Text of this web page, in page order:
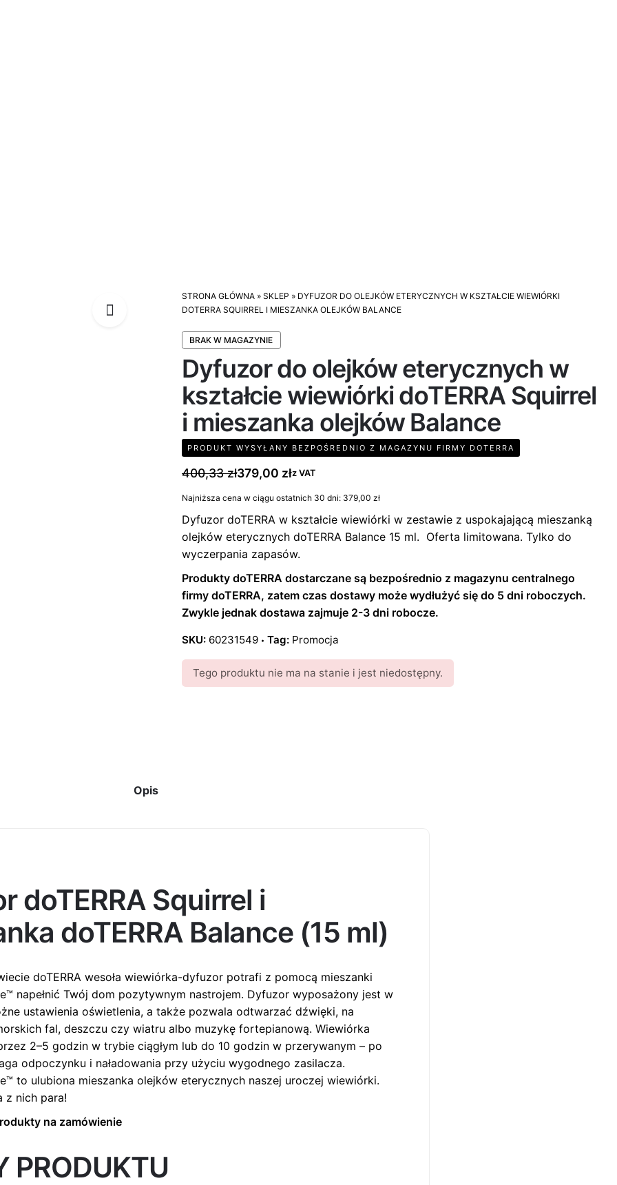
STRONA GŁÓWNA » SKLEP » DYFUZOR DO OLEJKÓW ETERYCZNYCH W KSZTAŁCIE WIEWIÓRKI
DOTERRA SQUIRREL I MIESZANKA OLEJKÓW BALANCE
BRAK W MAGAZYNIE
Dyfuzor do olejków eterycznych w
kształcie wiewiórki doTERRA Squirrel
i mieszanka olejków Balance
PRODUKT WYSYŁANY BEZPOŚREDNIO Z MAGAZYNU FIRMY DOTERRA
400,33zł379,00 złz VAT
Najniższa cena w ciągu ostatnich 30 dni: 379,00 zł
Dyfuzor doTERRA w kształcie wiewiórki w zestawie z uspokajającą mieszanką
olejków eterycznych doTERRA Balance 15 ml. Oferta limitowana. Tylko do
wyczerpania zapasów.
Produkty doTERRA dostarczane są bezpośrednio z magazynu centralnego
firmy doTERRA, zatem czas dostawy może wydłużyć się do 5 dni roboczych.
Zwykle jednak dostawa zajmuje 2-3 dni robocze.
SKU: 60231549 Tag: Promocja
Tego produktu nie ma na stanie i jest niedostępny.
Opis
doTERRA Squirrel i
doTERRA Balance (15 ml)
doTERRA wesoła wiewiórka-dyfuzor potrafi z pomocą mieszanki
napełnić Twój dom pozytywnym nastrojem. Dyfuzor wyposażony jest w
ustawienia oświetlenia, a także pozwala odtwarzać dźwięki, na
fal, deszczu czy wiatru albo muzykę fortepianową. Wiewiórka
2–5 godzin w trybie ciągłym lub do 10 godzin w przerywanym – po
odpoczynku i naładowania przy użyciu wygodnego zasilacza.
to ulubiona mieszanka olejków eterycznych naszej uroczej wiewiórki.
z nich para!
na zamówienie
PRODUKTU